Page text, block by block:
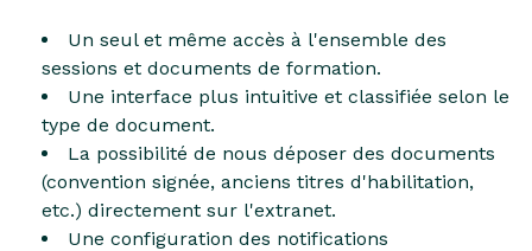
Un seul et même accès à l'ensemble des
sessions et documents de formation.
Une interface plus intuitive et classifiée selon le
type de document.
La possibilité de nous déposer des documents
(convention signée, anciens titres d'habilitation,
etc.) directement sur l'extranet.
Une configuration des notifications